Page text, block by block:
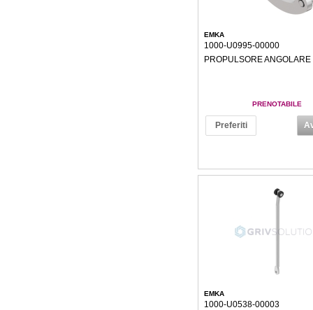
EMKA
1000-U0995-00000
PROPULSORE ANGOLARE
PRENOTABILE
Preferiti
EMKA
1000-U0538-00003